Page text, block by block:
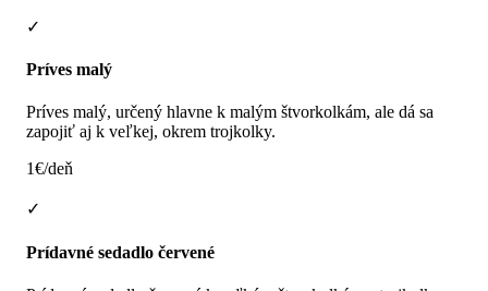
✓
Príves malý
Príves malý, určený hlavne k malým štvorkolkám, ale dá sa
zapojiť aj k veľkej, okrem trojkolky.
1€/deň
✓
Prídavné sedadlo červené